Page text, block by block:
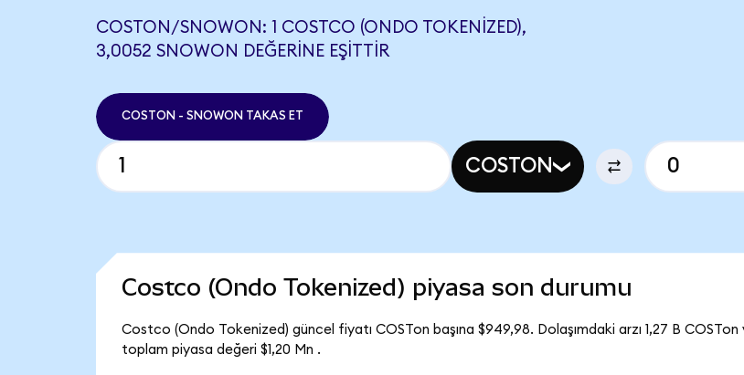
COSTON/SNOWON: 1 COSTCO (ONDO TOKENIZED),
3,0052 SNOWON DEĞERINE EŞITTIR
COSTON - SNOWON TAKAS ET
COSTON
Costco (Ondo Tokenized) piyasa son durumu
Costco (Ondo Tokenized) güncel fiyatı COSTon başına $949,98. Dolaşımdaki arzı 1,27 B
toplam piyasa değeri $1,20 Mn .